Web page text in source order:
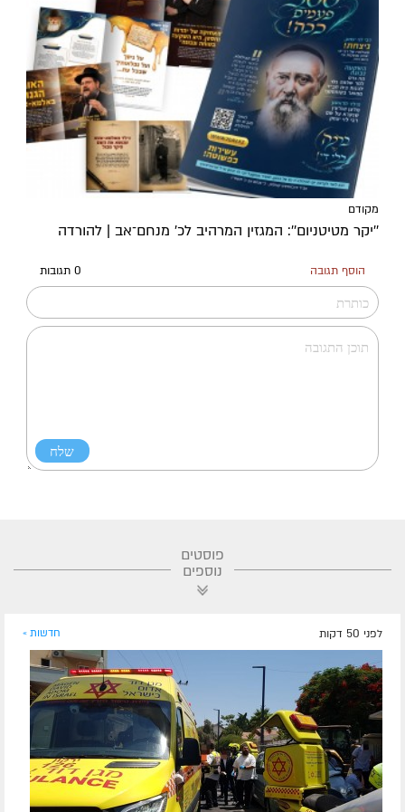
מקודם
''יקר מטיטניום'': המגזין המרהיב לכ’ מנחם־אב | להורדה
הוסף תגובה 0 תגובות
פוסטים
נוספים
לפני 50 דקות חדשות »